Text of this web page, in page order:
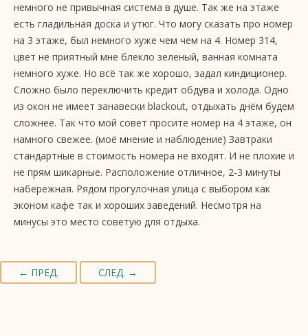
немного не привычная система в душе. Так же на этаже
есть гладильная доска и утюг. Что могу сказать про номер
на 3 этаже, был немного хуже чем чем на 4. Номер 314,
цвет не приятный мне блекло зеленый, ванная комната
немного хуже. Но всё так же хорошо, задал киндиционер.
Сложно было переключить кредит обдува и холода. Одно
из окон не имеет занавески blackout, отдыхать днём будем
сложнее. Так что мой совет просите номер на 4 этаже, он
намного свежее. (моё мнение и наблюдение) Завтраки
стандартные в стоимость номера не входят. И не плохие и
не прям шикарные. Расположение отличное, 2-3 минуты
набережная. Рядом прогулочная улица с выбором как
эконом кафе так и хороших заведений. Несмотря на
минусы это место советую для отдыха.
← ПРЕД. СЛЕД. →